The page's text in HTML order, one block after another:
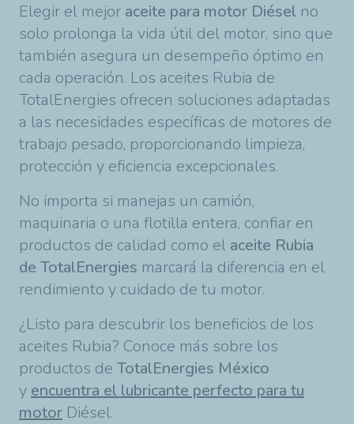
Elegir el mejor aceite para motor Diésel no
solo prolonga la vida útil del motor, sino que
también asegura un desempeño óptimo en
cada operación. Los aceites Rubia de
TotalEnergies ofrecen soluciones adaptadas
a las necesidades específicas de motores de
trabajo pesado, proporcionando limpieza,
protección y eficiencia excepcionales.
No importa si manejas un camión,
maquinaria o una flotilla entera, confiar en
productos de calidad como el aceite Rubia
de TotalEnergies marcará la diferencia en el
rendimiento y cuidado de tu motor.
¿Listo para descubrir los beneficios de los
aceites Rubia? Conoce más sobre los
productos de TotalEnergies México
y encuentra el lubricante perfecto para tu
motor Diésel.